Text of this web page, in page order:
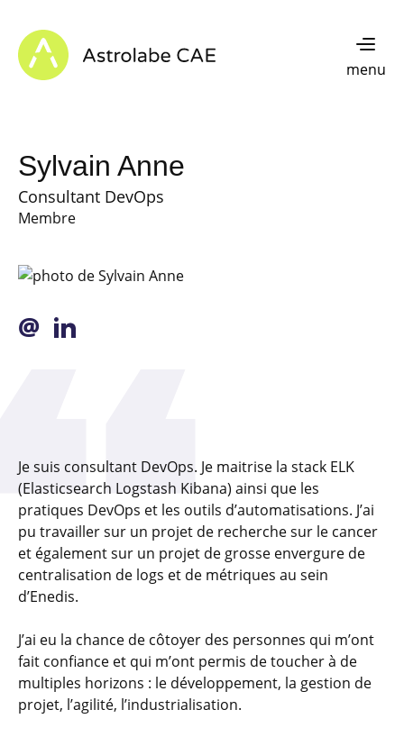
Astrolabe CAE - Home
menu
Sylvain Anne
Consultant DevOps
Membre
@
Je suis consultant DevOps. Je maitrise la stack ELK
(Elasticsearch Logstash Kibana) ainsi que les
pratiques DevOps et les outils d’automatisations. J’ai
pu travailler sur un projet de recherche sur le cancer
et également sur un projet de grosse envergure de
centralisation de logs et de métriques au sein
d’Enedis.
J’ai eu la chance de côtoyer des personnes qui m’ont
fait confiance et qui m’ont permis de toucher à de
multiples horizons : le développement, la gestion de
projet, l’agilité, l’industrialisation.